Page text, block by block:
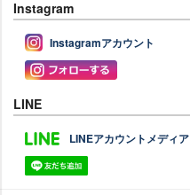
Instagram
Instagramアカウント
LINE
LINEアカウントメディア